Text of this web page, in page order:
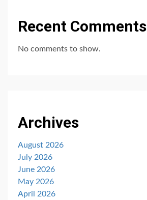
Recent Comments
No comments to show.
Archives
August 2026
July 2026
June 2026
May 2026
April 2026